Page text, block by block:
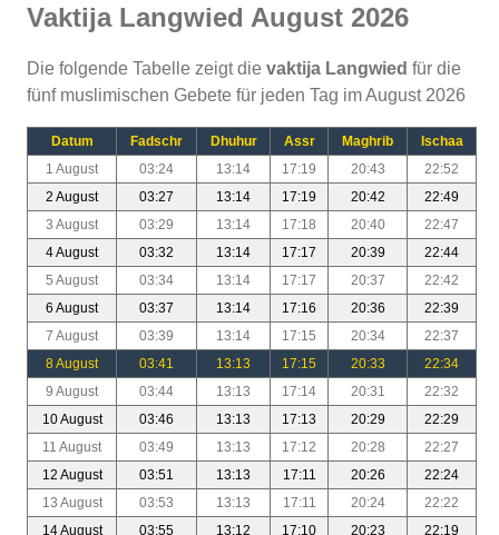
Vaktija Langwied August 2026
Die folgende Tabelle zeigt die vaktija Langwied für die
fünf muslimischen Gebete für jeden Tag im August 2026
Datum Fadschr Dhuhur Assr Maghrib
Ischaa
1 August
03:24 13:14 17:19 20:43
22:52
2 August
03:27 13:14 17:19 20:42
22:49
3 August
03:29 13:14 17:18 20:40
22:47
4 August
03:32 13:14 17:17 20:39
22:44
5 August
03:34 13:14 17:17 20:37
22:42
6 August
03:37 13:14 17:16 20:36
22:39
7 August
03:39 13:14 17:15 20:34
22:37
8 August
03:41 13:13 17:15 20:33
22:34
9 August
03:44 13:13 17:14 20:31
22:32
10 August
03:46 13:13 17:13 20:29
22:29
11 August
03:49 13:13 17:12 20:28
22:27
12 August
03:51 13:13 17:11 20:26
22:24
13 August
03:53 13:13 17:11 20:24
22:22
14 August
03:55 13:12 17:10 20:23 22:19